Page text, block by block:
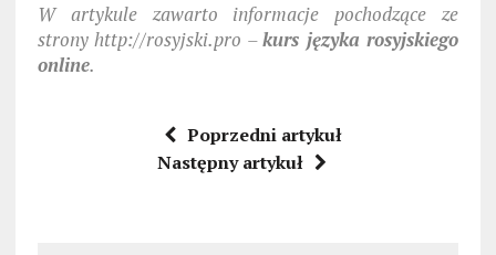
W artykule zawarto informacje pochodzące ze
strony http://rosyjski.pro –kurs języka rosyjskiego
online.
Poprzedni artykuł
Następny artykuł